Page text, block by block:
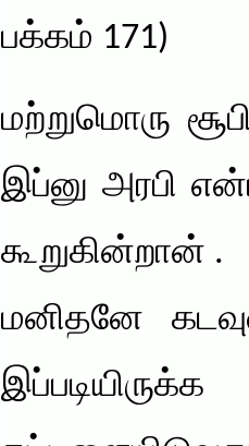
பக்கம் 171)
மற்றுமொரு
இப்னு அரபி
கூறுகின்றான் .
மனிதனே